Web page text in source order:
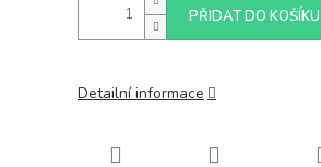
PŘIDAT DO KOŠÍKU
Detailní informace